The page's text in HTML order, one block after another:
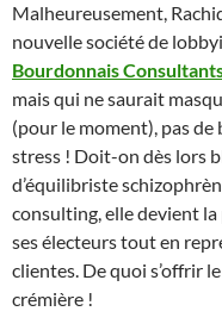
Malheureusement,
nouvelle société de
Bourdonnais
mais qui ne saurait
(pour le moment), pas de
stress ! Doit-on dès lors
d’équilibriste
consulting, elle devient
ses électeurs tout en
clientes. De quoi s’offrir
crémière !